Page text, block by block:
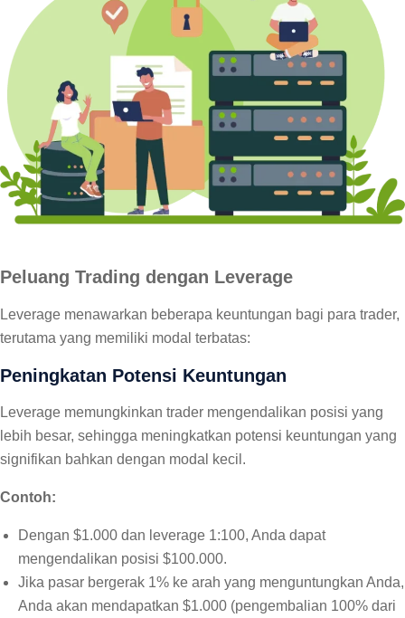
Peluang Trading dengan Leverage
Leverage menawarkan beberapa keuntungan bagi para trader,
terutama yang memiliki modal terbatas:
Peningkatan Potensi Keuntungan
Leverage memungkinkan trader mengendalikan posisi yang
lebih besar, sehingga meningkatkan potensi keuntungan yang
signifikan bahkan dengan modal kecil.
Contoh:
Dengan $1.000 dan leverage 1:100, Anda dapat
mengendalikan posisi $100.000.
Jika pasar bergerak 1% ke arah yang menguntungkan Anda,
Anda akan mendapatkan $1.000 (pengembalian 100% dari